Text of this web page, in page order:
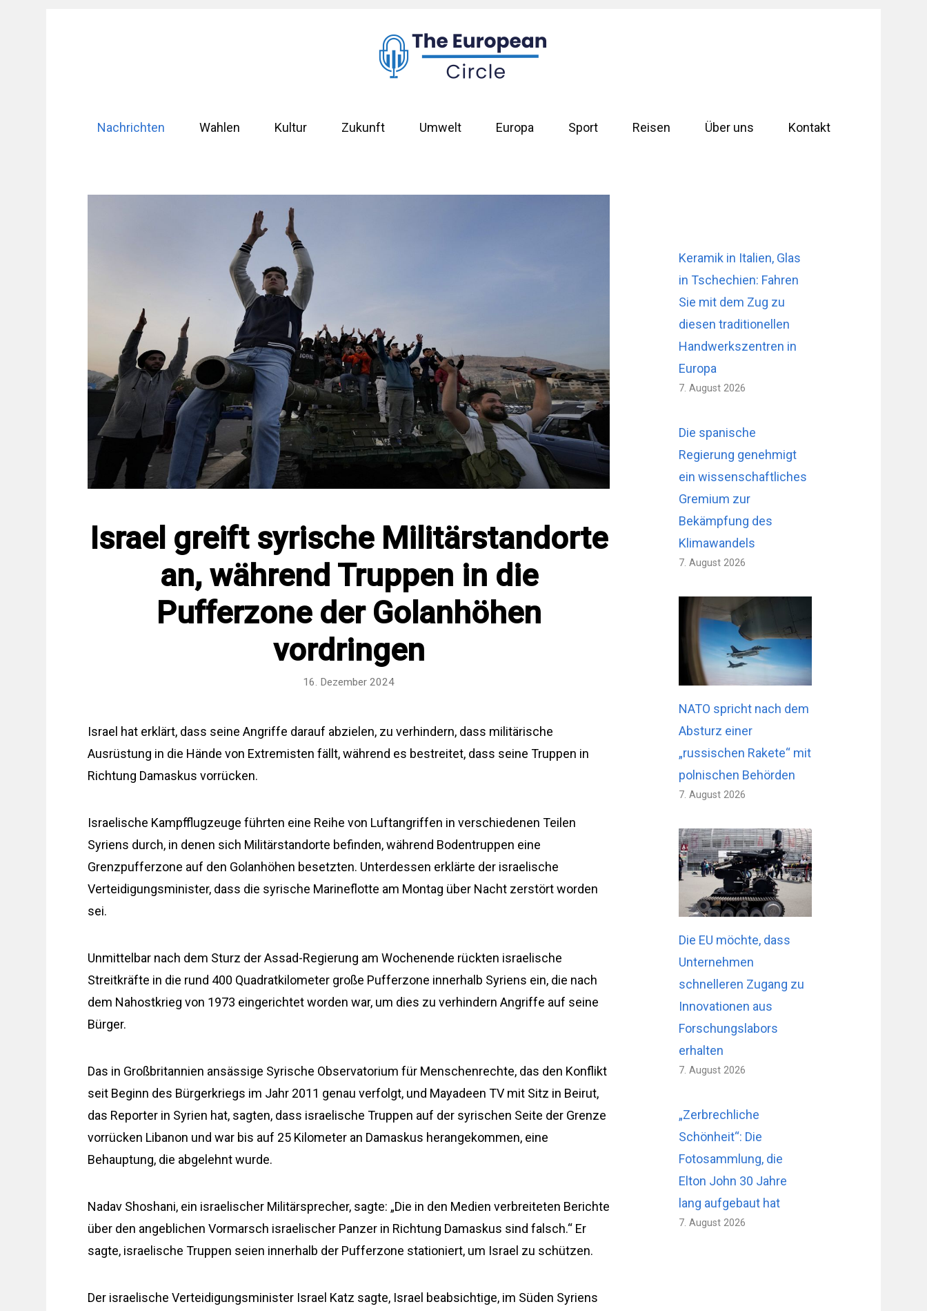
Nachrichten Wahlen Kultur Zukunft Umwelt Europa Sport Reisen Über uns Kontakt
Israel greift syrische Militärstandorte
an, während Truppen in die
Pufferzone der Golanhöhen
vordringen
16. Dezember 2024
Israel hat erklärt, dass seine Angriffe darauf abzielen, zu verhindern, dass militärische
Ausrüstung in die Hände von Extremisten fällt, während es bestreitet, dass seine Truppen in
Richtung Damaskus vorrücken.
Israelische Kampfflugzeuge führten eine Reihe von Luftangriffen in verschiedenen Teilen
Syriens durch, in denen sich Militärstandorte befinden, während Bodentruppen eine
Grenzpufferzone auf den Golanhöhen besetzten. Unterdessen erklärte der israelische
Verteidigungsminister, dass die syrische Marineflotte am Montag über Nacht zerstört worden
sei.
Unmittelbar nach dem Sturz der Assad-Regierung am Wochenende rückten israelische
Streitkräfte in die rund 400 Quadratkilometer große Pufferzone innerhalb Syriens ein, die nach
dem Nahostkrieg von 1973 eingerichtet worden war, um dies zu verhindern Angriffe auf seine
Bürger.
Das in Großbritannien ansässige Syrische Observatorium für Menschenrechte, das den Konflikt
seit Beginn des Bürgerkriegs im Jahr 2011 genau verfolgt, und Mayadeen TV mit Sitz in Beirut,
das Reporter in Syrien hat, sagten, dass israelische Truppen auf der syrischen Seite der Grenze
vorrücken Libanon und war bis auf 25 Kilometer an Damaskus herangekommen, eine
Behauptung, die abgelehnt wurde.
Nadav Shoshani, ein israelischer Militärsprecher, sagte: „Die in den Medien verbreiteten Berichte
über den angeblichen Vormarsch israelischer Panzer in Richtung Damaskus sind falsch.“ Er
sagte, israelische Truppen seien innerhalb der Pufferzone stationiert, um Israel zu schützen.
Der israelische Verteidigungsminister Israel Katz sagte, Israel beabsichtige, im Süden Syriens
Keramik in Italien, Glas
in Tschechien: Fahren
Sie mit dem Zug zu
diesen traditionellen
Handwerkszentren in
Europa
7. August 2026
Die spanische
Regierung genehmigt
ein wissenschaftliches
Gremium zur
Bekämpfung des
Klimawandels
7. August 2026
NATO spricht nach dem
Absturz einer
„russischen Rakete“ mit
polnischen Behörden
7. August 2026
Die EU möchte, dass
Unternehmen
schnelleren Zugang zu
Innovationen aus
Forschungslabors
erhalten
7. August 2026
„Zerbrechliche
Schönheit“: Die
Fotosammlung, die
Elton John 30 Jahre
lang aufgebaut hat
7. August 2026